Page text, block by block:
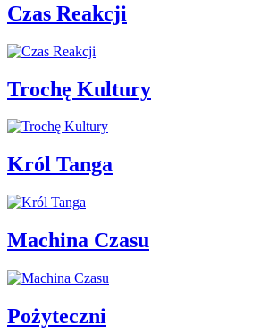
Czas Reakcji
Trochę Kultury
Król Tanga
Machina Czasu
Pożyteczni